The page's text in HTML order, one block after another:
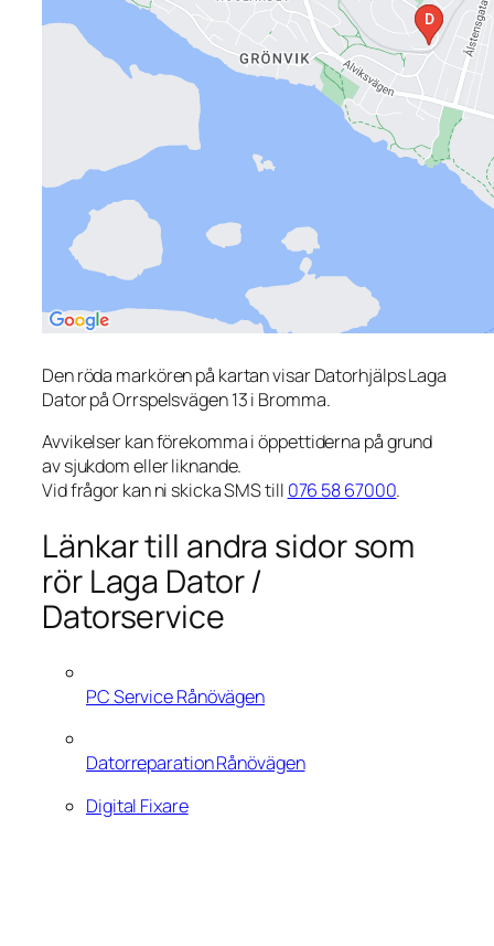
Den röda markören på kartan visar Datorhjälps Laga
Dator på Orrspelsvägen 13 i Bromma.
Avvikelser kan förekomma i öppettiderna på grund
av sjukdom eller liknande.
Vid frågor kan ni skicka SMS till 076 58 67000.
Länkar till andra sidor som
rör Laga Dator /
Datorservice
PC Service Rånövägen
Datorreparation Rånövägen
Digital Fixare